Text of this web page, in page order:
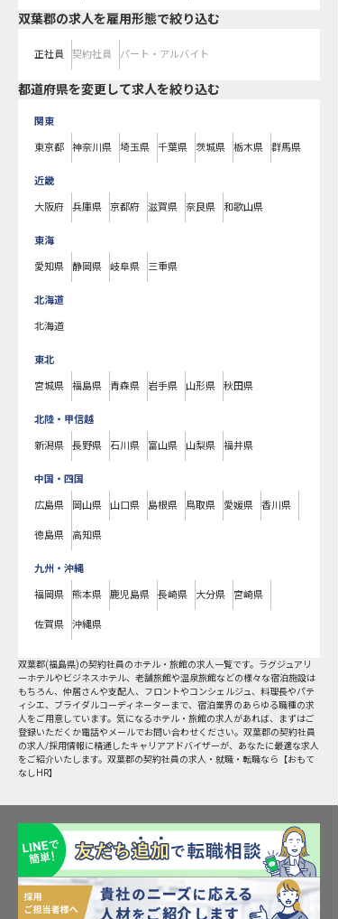
双葉郡の求人を雇用形態で絞り込む
正社員 契約社員 パート・アルバイト
都道府県を変更して求人を絞り込む
関東
東京都 神奈川県 埼玉県 千葉県 茨城県 栃木県 群馬県
近畿
大阪府 兵庫県 京都府 滋賀県 奈良県 和歌山県
東海
愛知県 静岡県 岐阜県 三重県
北海道
北海道
東北
宮城県 福島県 青森県 岩手県 山形県 秋田県
北陸・甲信越
新潟県 長野県 石川県 富山県 山梨県 福井県
中国・四国
広島県 岡山県 山口県 島根県 鳥取県 愛媛県 香川県
徳島県 高知県
九州・沖縄
福岡県 熊本県 鹿児島県 長崎県 大分県 宮崎県
佐賀県 沖縄県
双葉郡(福島県)の契約社員のホテル・旅館の求人一覧です。ラグジュアリ
ーホテルやビジネスホテル、老舗旅館や温泉旅館などの様々な宿泊施設は
もちろん、仲居さんや支配人、フロントやコンシェルジュ、料理長やパテ
ィシエ、ブライダルコーディネーターまで、宿泊業界のあらゆる職種の求
人をご用意しています。気になるホテル・旅館の求人があれば、まずはご
登録いただくか電話やメールでお問い合わせください。双葉郡の契約社員
の求人/採用情報に精通したキャリアアドバイザーが、あなたに最適な求人
をご紹介いたします。双葉郡の契約社員の求人・就職・転職なら【おもて
なしHR】